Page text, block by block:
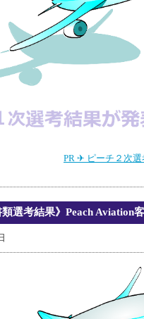
PR ✈ ピーチ２次選
類選考結果》Peach Aviation